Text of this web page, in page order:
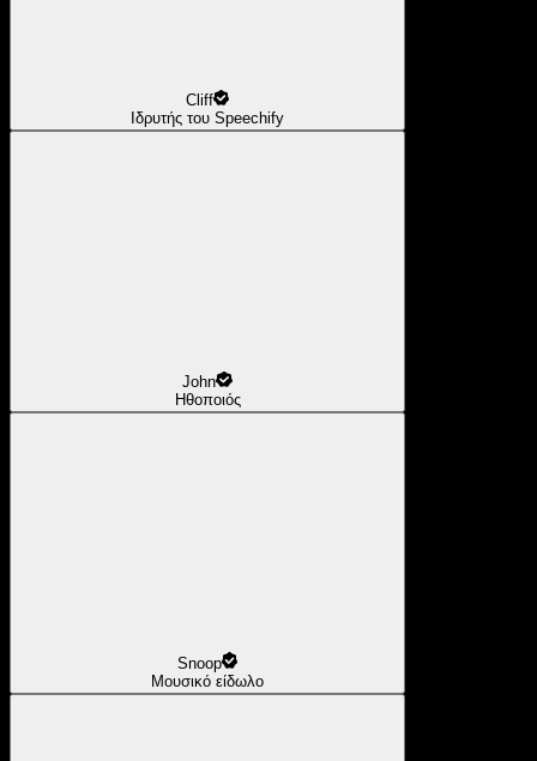
Cliff
Ιδρυτής του Speechify
John
Ηθοποιός
Snoop
Μουσικό είδωλο